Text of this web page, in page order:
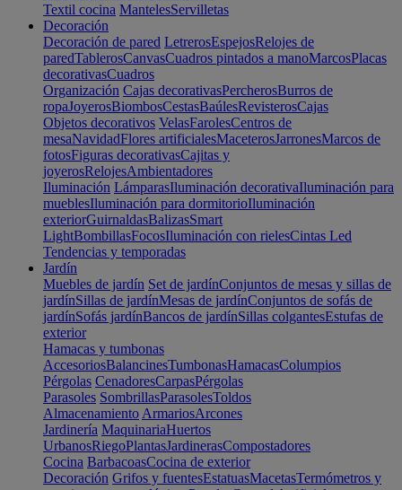
Textil cocina MantelesServilletas
Decoración
Decoración de pared LetrerosEspejosRelojes de
paredTablerosCanvasCuadros pintados a manoMarcosPlacas
decorativasCuadros
Organización Cajas decorativasPercherosBurros de
ropaJoyerosBiombosCestasBaúlesRevisterosCajas
Objetos decorativos VelasFarolesCentros de
mesaNavidadFlores artificialesMaceterosJarronesMarcos de
fotosFiguras decorativasCajitas y
joyerosRelojesAmbientadores
Iluminación LámparasIluminación decorativaIluminación para
mueblesIluminación para dormitorioIluminación
exteriorGuirnaldasBalizasSmart
LightBombillasFocosIluminación con rielesCintas Led
Tendencias y temporadas
Jardín
Muebles de jardín Set de jardínConjuntos de mesas y sillas de
jardínSillas de jardínMesas de jardínConjuntos de sofás de
jardínSofás jardínBancos de jardínSillas colgantesEstufas de
exterior
Hamacas y tumbonas
AccesoriosBalancinesTumbonasHamacasColumpios
Pérgolas CenadoresCarpasPérgolas
Parasoles SombrillasParasolesToldos
Almacenamiento ArmariosArcones
Jardinería MaquinariaHuertos
UrbanosRiegoPlantasJardinerasCompostadores
Cocina BarbacoasCocina de exterior
Decoración Grifos y fuentesEstatuasMacetasTermómetros y